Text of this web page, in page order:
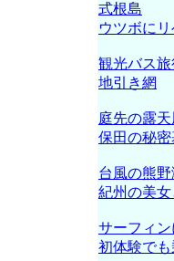
式根島
ウツボに
観光バス旅
地引き網
庭先の露天
保田の秘
台風の熊野
紀州の美
サーフィ
初体験で